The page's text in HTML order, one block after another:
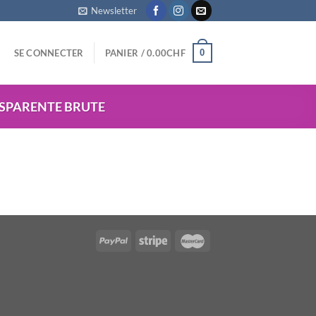
Newsletter
SE CONNECTER PANIER /0.00CHF 0
BRUTE